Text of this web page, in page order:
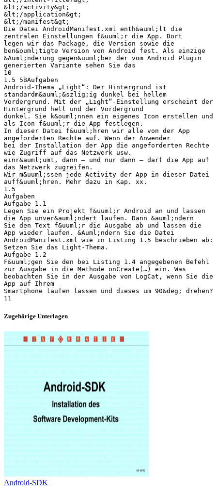
Zugehörige Unterlagen
Android-SDK